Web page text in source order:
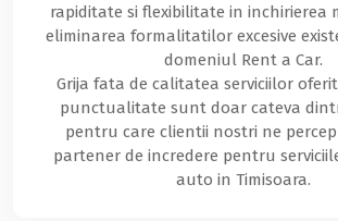
rapiditate si flexibilitate in inchirierea
eliminarea formalitatilor excesive
domeniul Rent a Car.
Grija fata de calitatea serviciilor
punctualitate sunt doar cateva
pentru care clientii nostri ne
partener de incredere pentru
auto in Timisoara.